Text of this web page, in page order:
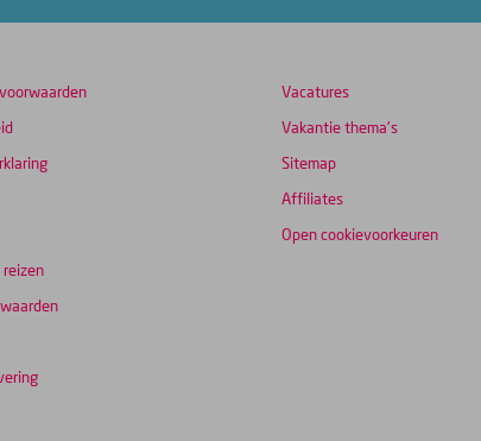
reizen
Vacatures
Vakantie thema's
Sitemap
Affiliates
Open cookievoorkeuren